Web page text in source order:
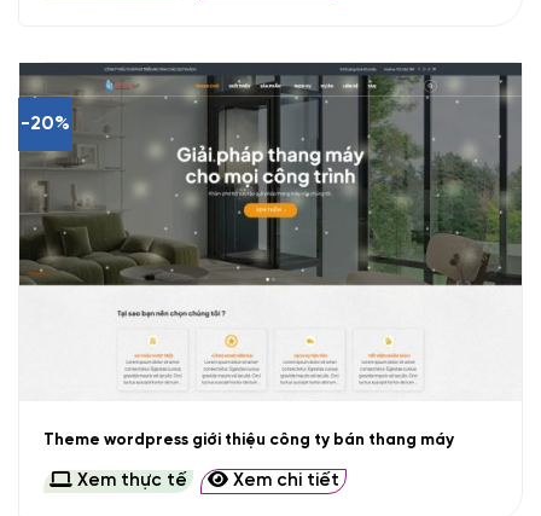
-20%
Theme wordpress giới thiệu công ty bán thang máy
Xem thực tế Xem chi tiết